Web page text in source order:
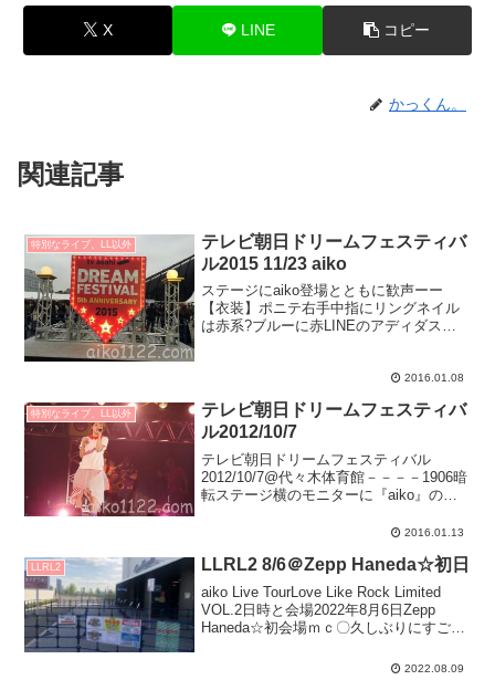
X LINE コピー
かっくん。
関連記事
特別なライブ、LL以外
テレビ朝日ドリームフェスティバ
ル2015 11/23 aiko
ステージにaiko登場とともに歓声ーー
【衣装】ポニテ右手中指にリングネイル
は赤系?ブルーに赤LINEのアディダスジ
ブトムシみなさんこんばんは！aikoで
す！ドリームフ...
2016.01.08
特別なライブ、LL以外
テレビ朝日ドリームフェスティバ
ル2012/10/7
テレビ朝日ドリームフェスティバル
2012/10/7@代々木体育館－－－－1906暗
転ステージ横のモニターに『aiko』の文
白Tシャツに赤い付け襟(丸襟＋蝶ネクタ
2016.01.13
LLRL2 LLRL2 8/6＠Zepp Haneda☆初日
aiko Live TourLove Like Rock Limited
VOL.2日時と会場2022年8月6日Zepp
Haneda☆初会場ｍｃ〇久しぶりにすごい
ントをすることができて嬉しいです。め
2022.08.09